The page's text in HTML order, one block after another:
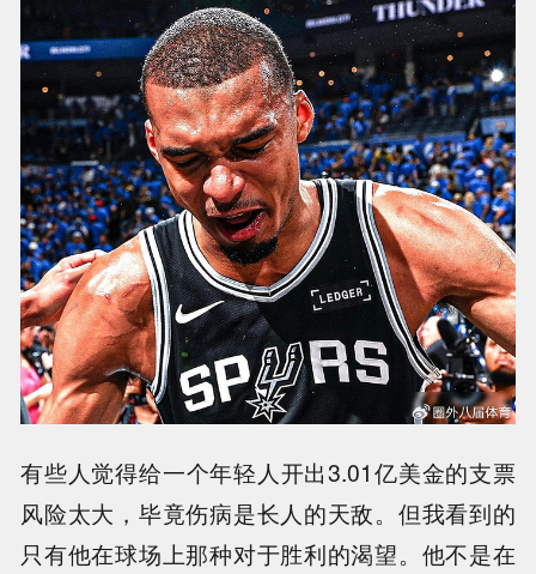
有些人觉得给一个年轻人开出3.01亿美金的支票
风险太大，毕竟伤病是长人的天敌。但我看到的
只有他在球场上那种对于胜利的渴望。他不是在